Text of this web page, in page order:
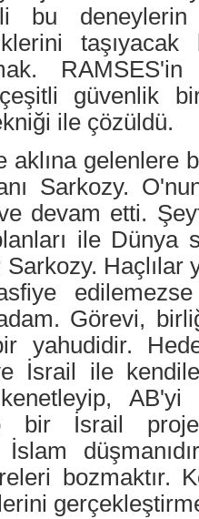
bu
güvenlik
ile çözüldü.
aklına gelenlere
Sarkozy.
devam etti.
ile Dünya
Sarkozy. Haçlılar
edilemezse
Görevi,
yahudidir.
İsrail ile
bir İsrail
bozmaktır.